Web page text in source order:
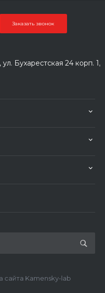
Заказать звонок
Бухарестская 24 корп. 1,
сайта Kamensky-lab